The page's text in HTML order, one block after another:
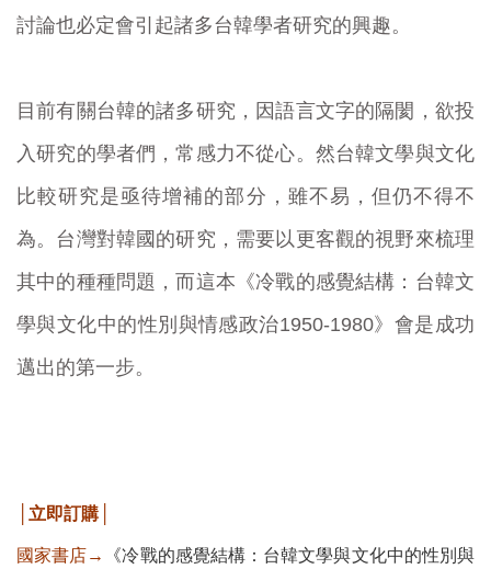
討論也必定會引起諸多台韓學者研究的興趣。
目前有關台韓的諸多研究，因語言文字的隔閡，欲投
入研究的學者們，常感力不從心。然台韓文學與文化
比較研究是亟待增補的部分，雖不易，但仍不得不
為。台灣對韓國的研究，需要以更客觀的視野來梳理
其中的種種問題，而這本《冷戰的感覺結構：台韓文
學與文化中的性別與情感政治1950-1980》會是成功
邁出的第一步。
│立即訂購│
國家書店→ 《冷戰的感覺結構：台韓文學與文化中的性別與